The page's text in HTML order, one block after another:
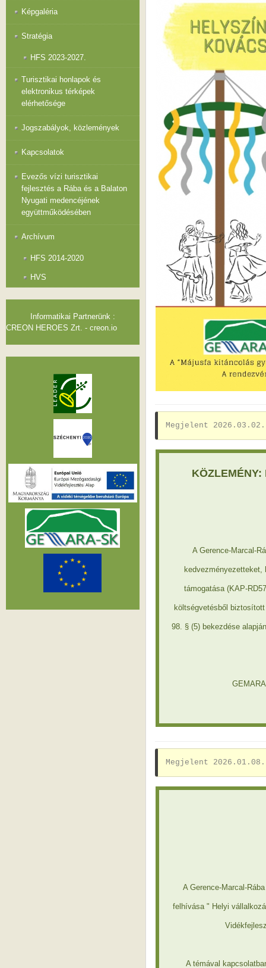
Megjelent 2026.03.02.
A Gerence-Marcal-
kedvezményezetteket,
támogatása (KAP-
költségvetésből
98. § (5) bekezdése
Megjelent 2026.01.08.
A Gerence-Marcal-
felhívása " Helyi
A témával
Képgaléria
Stratégia
HFS 2023-2027.
Turisztikai honlapok és
elektronikus térképek
elérhetősége
Jogszabályok, közlemények
Kapcsolatok
Evezős vízi turisztikai
fejlesztés a Rába és a Balaton
Nyugati medencéjének
együttműködésében
Archívum
HFS 2014-2020
HVS
Informatikai Partnerünk :
CREON HEROES Zrt. - creon.io